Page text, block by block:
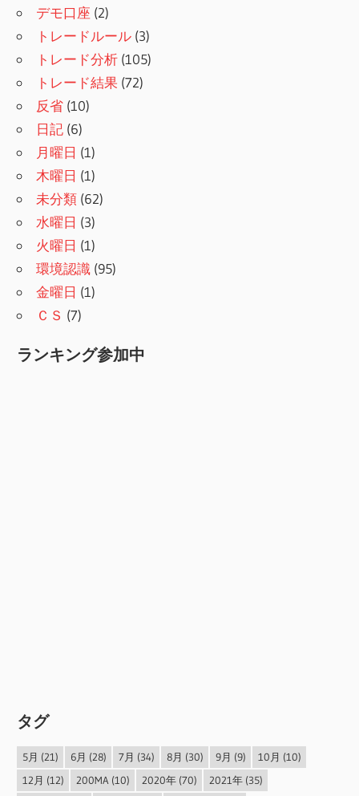
デモ口座 (2)
トレードルール (3)
トレード分析 (105)
トレード結果 (72)
反省 (10)
日記 (6)
月曜日 (1)
木曜日 (1)
未分類 (62)
水曜日 (3)
火曜日 (1)
環境認識 (95)
金曜日 (1)
ＣＳ (7)
ランキング参加中
タグ
5月 (21) 6月 (28) 7月 (34) 8月 (30) 9月 (9) 10月 (10)
12月 (12) 200MA(10) 2020年(70) 2021年(35)